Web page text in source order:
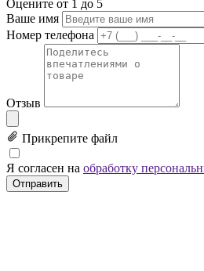
Оцените от 1 до 5
Ваше имя
Номер телефона
Отзыв
Прикрепите файл
Я согласен на обработку